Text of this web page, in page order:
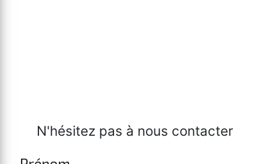
N'hésitez pas à nous contacter